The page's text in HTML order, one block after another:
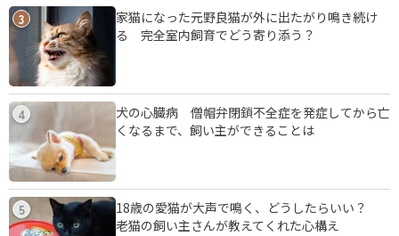
3
家猫になった元野良猫が外に出たがり鳴き続け
る 完全室内飼育でどう寄り添う？
4
犬の心臓病 僧帽弁閉鎖不全症を発症してから亡
くなるまで、飼い主ができることは
5
18歳の愛猫が大声で鳴く、どうしたらいい？
老猫の飼い主さんが教えてくれた心構え